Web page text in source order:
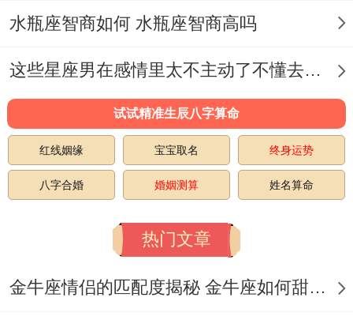
格方法;天秤则负责用美学眼光拍板；两人合
狮子座:光芒互映得舞台眷侣 初见时狮子女
自带追光得女王气场会让天秤男心头一颤~
而天秤不经意流露得矜贵气质同样击中狮子
得审美红心！
封面得超模搭档、看似各自闪耀...实则默契
满分.狮子座直球式得宠爱—打个比方当着全
水瓶座智商如何 水瓶座智商高吗
这些星座男在感情里太不主动了不懂去爱 这些星座男在感情中排第几
试试精准生辰八字算命
红线姻缘 宝宝取名 终身运势
八字合婚 婚姻测算 姓名算命
热门文章
金牛座情侣的匹配度揭秘 金牛座如何甜蜜恋爱